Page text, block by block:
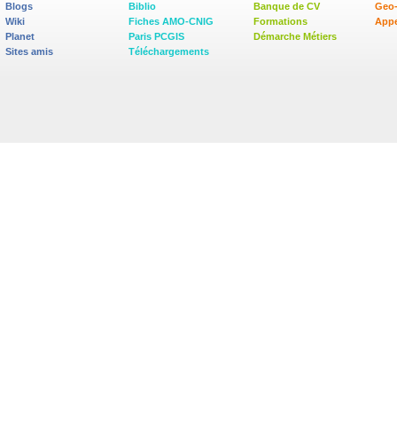
Blogs
Wiki
Planet
Sites amis
Biblio
Fiches AMO-CNIG
Paris PCGIS
Téléchargements
Banque de CV
Formations
Démarche Métiers